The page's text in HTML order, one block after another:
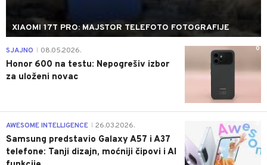
XIAOMI 17T PRO: MAJSTOR TELEFOTO FOTOGRAFIJE
0
SJAJNO 08.05.2026.
Honor 600 na testu: Nepogrešiv izbor
za uloženi novac
AWESOME INTELLIGENCE 26.03.2026.
Samsung predstavio Galaxy A57 i A37
telefone: Tanji dizajn, moćniji čipovi i AI